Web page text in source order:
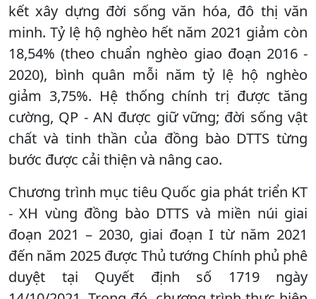
kết xây dựng đời sống văn hóa, đô thị văn
minh. Tỷ lệ hộ nghèo hết năm 2021 giảm còn
18,54% (theo chuẩn nghèo giao đoạn 2016 -
2020), bình quân mỗi năm tỷ lệ hộ nghèo
giảm 3,75%. Hệ thống chính trị được tăng
cường, QP - AN được giữ vững; đời sống vật
chất và tinh thần của đồng bào DTTS từng
bước được cải thiện và nâng cao.
Chương trình mục tiêu Quốc gia phát triển KT
- XH vùng đồng bào DTTS và miền núi giai
đoạn 2021 – 2030, giai đoạn I từ năm 2021
đến năm 2025 được Thủ tướng Chính phủ phê
duyệt tại Quyết định số 1719 ngày